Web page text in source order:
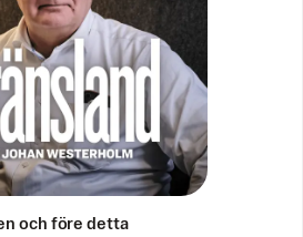
och före detta